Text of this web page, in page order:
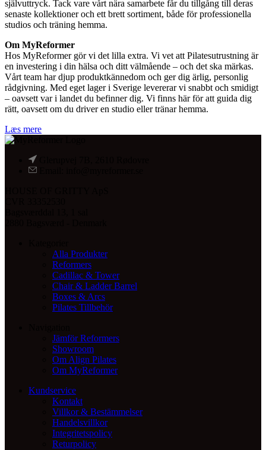
självuttryck. Tack vare vårt nära samarbete får du tillgång till deras
senaste kollektioner och ett brett sortiment, både för professionella
studios och träning hemma.
Om MyReformer
Hos MyReformer gör vi det lilla extra. Vi vet att Pilatesutrustning är
en investering i din hälsa och ditt välmående – och det ska märkas.
Vårt team har djup produktkännedom och ger dig ärlig, personlig
rådgivning. Med eget lager i Sverige levererar vi snabbt och smidigt
– oavsett var i landet du befinner dig. Vi finns här för att guida dig
rätt, oavsett om du driver en studio eller tränar hemma.
Læs mere
Alla Produkter
Reformers
Cadillac & Tower
Chair & Ladder Barrel
Boxes & Arcs
Pilates Tillbehör
Jämför Reformers
Showroom
Om Align Pilates
Om MyReformer
Kundservice
Kontakt
Villkor & Bestämmelser
Handelsvillkor
Integritetspolicy
Returpolicy